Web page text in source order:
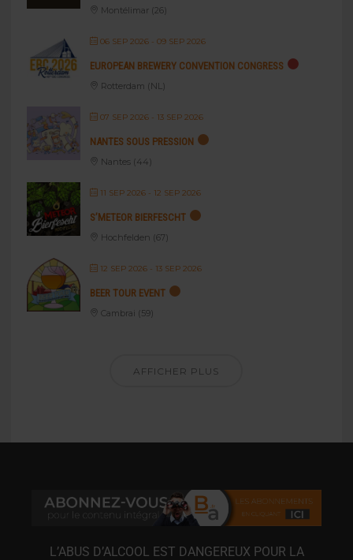
Montélimar (26)
06 SEP 2026- 09 SEP 2026
EUROPEAN BREWERY CONVENTION CONGRESS
Rotterdam (NL)
07 SEP 2026- 13 SEP 2026
NANTES SOUS PRESSION
Nantes (44)
11 SEP 2026- 12 SEP 2026
S’METEOR BIERFESCHT
Hochfelden (67)
12 SEP 2026- 13 SEP 2026
BEER TOUR EVENT
Cambrai (59)
AFFICHER PLUS
L’ABUS D’ALCOOL EST DANGEREUX POUR LA